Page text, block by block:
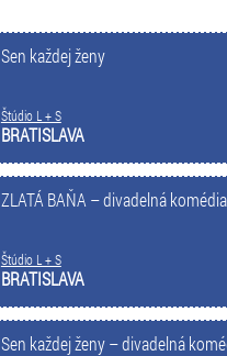
Sen každej ženy
Štúdio L + S
BRATISLAVA
ZLATÁ BAŇA – divadelná komédia
Štúdio L + S
BRATISLAVA
Sen každej ženy – divadelná